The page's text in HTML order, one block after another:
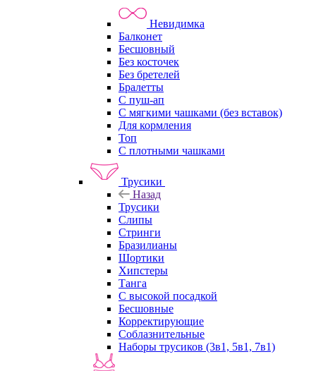
Невидимка
Балконет
Бесшовный
Без косточек
Без бретелей
Бралетты
С пуш-ап
С мягкими чашками (без вставок)
Для кормления
Топ
С плотными чашками
Трусики
Назад
Трусики
Слипы
Стринги
Бразилианы
Шортики
Хипстеры
Танга
С высокой посадкой
Бесшовные
Корректирующие
Соблазнительные
Наборы трусиков (3в1, 5в1, 7в1)